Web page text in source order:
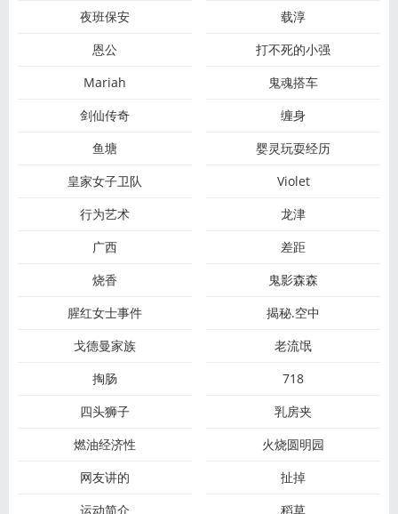
夜班保安
载淳
恩公
打不死的小强
Mariah
鬼魂搭车
剑仙传奇
缠身
鱼塘
婴灵玩耍经历
皇家女子卫队
Violet
行为艺术
龙津
广西
差距
烧香
鬼影森森
腥红女士事件
揭秘.空中
戈德曼家族
老流氓
掏肠
718
四头狮子
乳房夹
燃油经济性
火烧圆明园
网友讲的
扯掉
运动简介
稻草